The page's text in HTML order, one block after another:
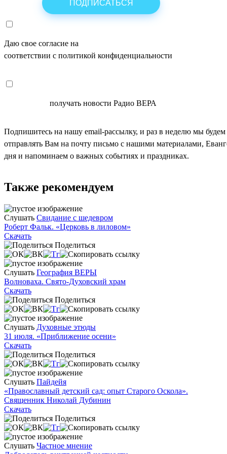
Даю свое согласие на
соответствии с политикой конфиденциальности
получать новости Радио ВЕРА
Подпишитесь на нашу email-рассылку, и раз в неделю мы будем
отправлять Вам на почту письмо с нашими материалами,
дня и напоминаем о важных событиях и праздниках.
Также рекомендуем
Слушать Свидание с шедевром
Роберт Фальк. «Церковь в лиловом»
Скачать
Поделиться
Слушать География ВЕРЫ
Волноваха. Свято-Духовский храм
Скачать
Поделиться
Слушать Духовные этюды
31 июля. «Приближение осени»
Скачать
Поделиться
Слушать Пайдейя
«Православный детский сад: опыт Старого Оскола».
Священник Николай Дубинин
Скачать
Поделиться
Слушать Частное мнение